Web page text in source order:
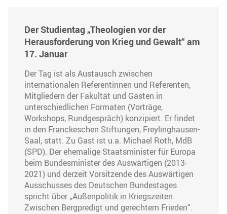
Der Studientag „Theologien vor der
Herausforderung von Krieg und Gewalt“ am
17. Januar
Der Tag ist als Austausch zwischen
internationalen Referentinnen und Referenten,
Mitgliedern der Fakultät und Gästen in
unterschiedlichen Formaten (Vorträge,
Workshops, Rundgespräch) konzipiert. Er findet
in den Franckeschen Stiftungen, Freylinghausen-
Saal, statt. Zu Gast ist u.a. Michael Roth, MdB
(SPD). Der ehemalige Staatsminister für Europa
beim Bundesminister des Auswärtigen (2013-
2021) und derzeit Vorsitzende des Auswärtigen
Ausschusses des Deutschen Bundestages
spricht über „Außenpolitik in Kriegszeiten.
Zwischen Bergpredigt und gerechtem Frieden“.